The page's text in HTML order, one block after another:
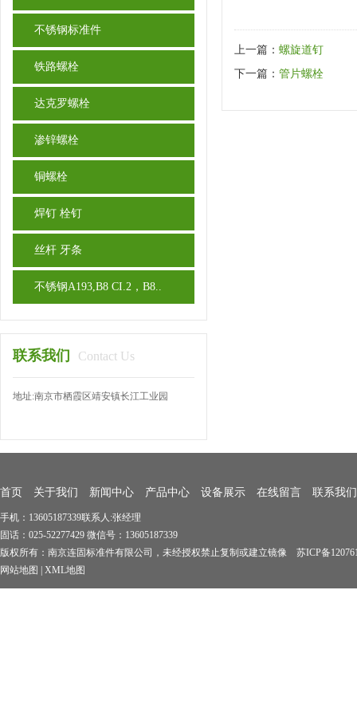
不锈钢标准件
铁路螺栓
达克罗螺栓
渗锌螺栓
铜螺栓
焊钉 栓钉
丝杆 牙条
不锈钢A193,B8 CI.2，B8..
联系我们 Contact Us
地址:南京市栖霞区靖安镇长江工业园
上一篇： 螺旋道钉
下一篇： 管片螺栓
首页 关于我们 新闻中心 产品中心 设备展示 在线留言 联系我们
手机：13605187339联系人:张经理
固话：025-52277429 微信号：13605187339
版权所有：南京连固标准件有限公司，未经授权禁止复制或建立镜像 苏ICP备
网站地图
XML地图